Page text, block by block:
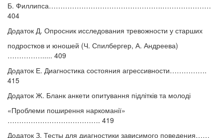
Б. Филлипса………………………………………….…………………
404
Додаток Д. Опросник исследования тревожности у старших
подростков и юношей (Ч. Спилбергер, А. Андреева)
……………..... 409
Додаток Е. Диагностика состояния агрессивности…………….
415
Додаток Ж. Бланк анкети опитування підлітків та молоді
«Проблеми поширення наркоманії»
…………………………………. 419
Додаток З. Тесты для диагностики зависимого поведения……